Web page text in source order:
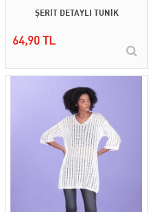
ŞERİT DETAYLI TUNİK
64,90 TL